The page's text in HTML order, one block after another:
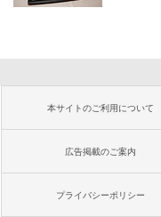
本サイトのご利用について
広告掲載のご案内
プライバシーポリシー